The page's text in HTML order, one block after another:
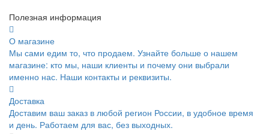
Полезная информация
О магазине
Мы сами едим то, что продаем. Узнайте больше о нашем
магазине: кто мы, наши клиенты и почему они выбрали
именно нас. Наши контакты и реквизиты.
Доставка
Доставим ваш заказ в любой регион России, в удобное время
и день. Работаем для вас, без выходных.